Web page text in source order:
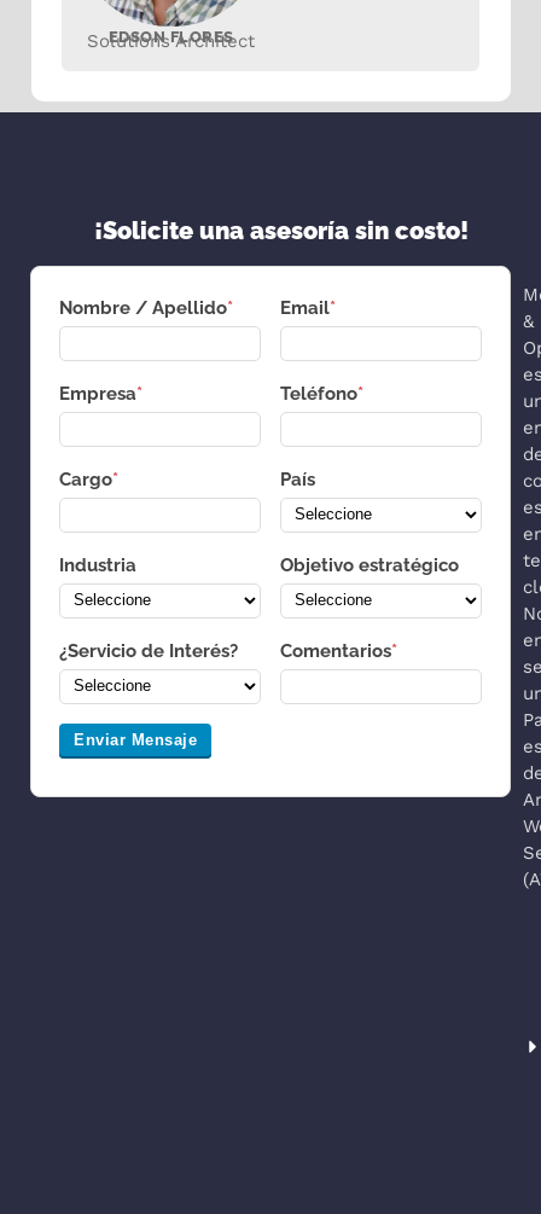
EDSON FLORES
Solutions Architect
¡Solicite una asesoría sin costo!
Nombre / Apellido* Email*
Empresa* Teléfono*
Cargo* País
Industria Objetivo estratégico
¿Servicio de Interés? Comentarios*
Enviar Mensaje
&